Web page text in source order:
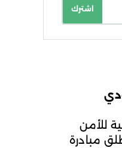
اشترك
للأمن
مبادرة